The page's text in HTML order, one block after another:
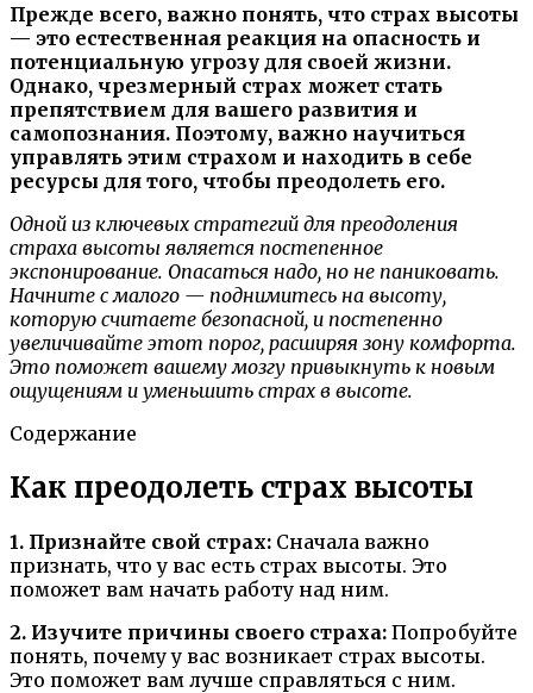
Прежде всего, важно понять, что страх высоты
— это естественная реакция на опасность и
потенциальную угрозу для своей жизни.
Однако, чрезмерный страх может стать
препятствием для вашего развития и
самопознания. Поэтому, важно научиться
управлять этим страхом и находить в себе
ресурсы для того, чтобы преодолеть его.
Одной из ключевых стратегий для преодоления
страха высоты является постепенное
экспонирование. Опасаться надо, но не паниковать.
Начните с малого — поднимитесь на высоту,
которую считаете безопасной, и постепенно
увеличивайте этот порог, расширяя зону комфорта.
Это поможет вашему мозгу привыкнуть к новым
ощущениям и уменьшить страх в высоте.
Содержание
Как преодолеть страх высоты
1. Признайте свой страх: Сначала важно
признать, что у вас есть страх высоты. Это
поможет вам начать работу над ним.
2. Изучите причины своего страха: Попробуйте
понять, почему у вас возникает страх высоты.
Это поможет вам лучше справляться с ним.